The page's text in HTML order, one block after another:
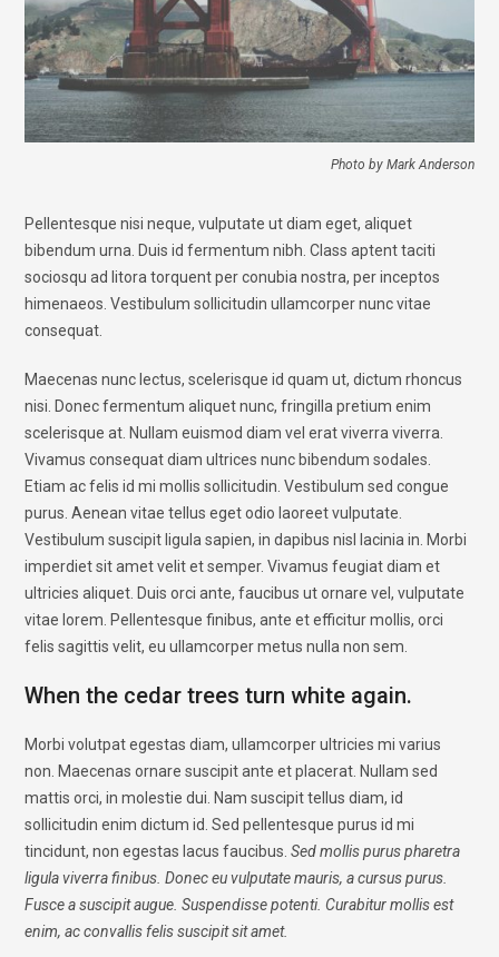
Photo by Mark Anderson
Pellentesque nisi neque, vulputate ut diam eget, aliquet
bibendum urna. Duis id fermentum nibh. Class aptent taciti
sociosqu ad litora torquent per conubia nostra, per inceptos
himenaeos. Vestibulum sollicitudin ullamcorper nunc vitae
consequat.
Maecenas nunc lectus, scelerisque id quam ut, dictum rhoncus
nisi. Donec fermentum aliquet nunc, fringilla pretium enim
scelerisque at. Nullam euismod diam vel erat viverra viverra.
Vivamus consequat diam ultrices nunc bibendum sodales.
Etiam ac felis id mi mollis sollicitudin. Vestibulum sed congue
purus. Aenean vitae tellus eget odio laoreet vulputate.
Vestibulum suscipit ligula sapien, in dapibus nisl lacinia in. Morbi
imperdiet sit amet velit et semper. Vivamus feugiat diam et
ultricies aliquet. Duis orci ante, faucibus ut ornare vel, vulputate
vitae lorem. Pellentesque finibus, ante et efficitur mollis, orci
felis sagittis velit, eu ullamcorper metus nulla non sem.
When the cedar trees turn white again.
Morbi volutpat egestas diam, ullamcorper ultricies mi varius
non. Maecenas ornare suscipit ante et placerat. Nullam sed
mattis orci, in molestie dui. Nam suscipit tellus diam, id
sollicitudin enim dictum id. Sed pellentesque purus id mi
tincidunt, non egestas lacus faucibus.Sed mollis purus pharetra
ligula viverra finibus. Donec eu vulputate mauris, a cursus purus.
Fusce a suscipit augue. Suspendisse potenti. Curabitur mollis est
enim, ac convallis felis suscipit sit amet.